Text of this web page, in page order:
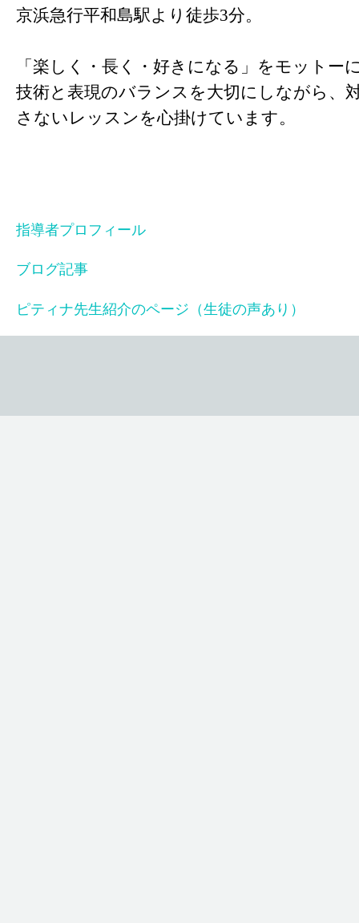
京浜急行平和島駅より徒歩3分。
「楽しく・長く・好きになる」をモットー
技術と表現のバランスを大切にしながら、
さないレッスンを心掛けています。
指導者プロフィール
ブログ記事
ピティナ先生紹介のページ（生徒の声あり）